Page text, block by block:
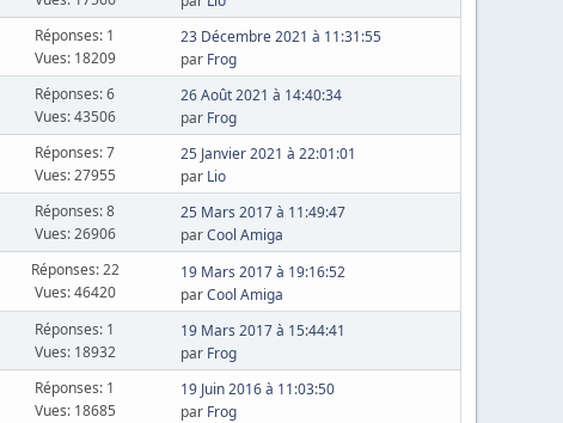
Réponses: 1
Vues: 18209
23 Décembre 2021 à 11:31:55
par Frog
Réponses: 6
Vues: 43506
26 Août 2021 à 14:40:34
par Frog
Réponses: 7
Vues: 27955
25 Janvier 2021 à 22:01:01
par Lio
Réponses: 8
Vues: 26906
25 Mars 2017 à 11:49:47
parCool Amiga
Réponses: 22
Vues: 46420
19 Mars 2017 à 19:16:52
parCool Amiga
Réponses: 1
Vues: 18932
19 Mars 2017 à 15:44:41
par Frog
Réponses: 1
Vues: 18685
19 Juin 2016 à 11:03:50
par Frog